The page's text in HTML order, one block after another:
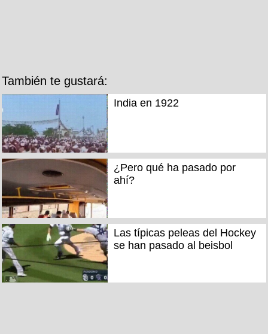
También te gustará:
India en 1922
¿Pero qué ha pasado por
ahí?
Las típicas peleas del Hockey
se han pasado al beisbol